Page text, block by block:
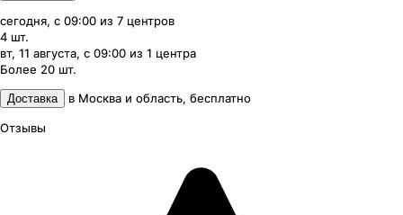
сегодня, с 09:00 из 7 центров
4 шт.
вт, 11 августа, с 09:00 из 1 центра
Более 20 шт.
Доставка в Москва и область, бесплатно
Отзывы